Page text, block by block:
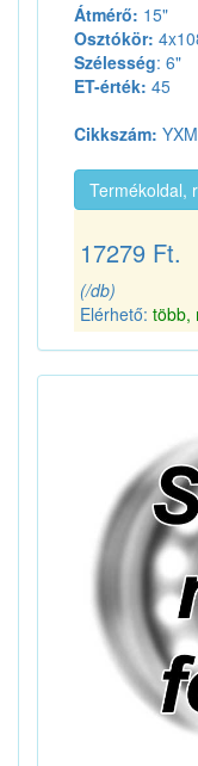
Átmérő: 15"
Osztókör:
Szélesség: 6"
ET-érték: 45
Cikkszám:
Termékoldal,
17279 Ft.
(/db)
Elérhető: több,